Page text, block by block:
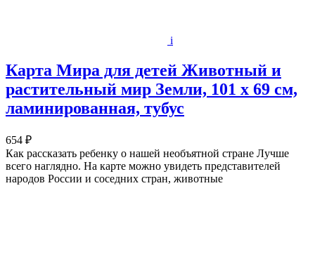
i
Карта Мира для детей Животный и
растительный мир Земли, 101 х 69 см,
ламинированная, тубус
654 ₽
Как рассказать ребенку о нашей необъятной стране Лучше
всего наглядно. На карте можно увидеть представителей
народов России и соседних стран, животные